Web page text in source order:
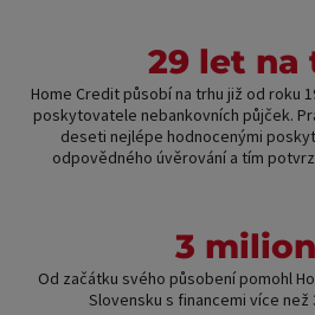
29 let na
Home Credit působí na trhu již od roku
poskytovatele nebankovních půjček.
deseti nejlépe hodnocenými
odpovědného úvěrování a tím
3
Od začátku svého působení pomohl
Slovensku s financemi více než